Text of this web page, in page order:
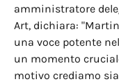
amministratore
Art, dichiara:
una voce potente
un momento
motivo crediamo